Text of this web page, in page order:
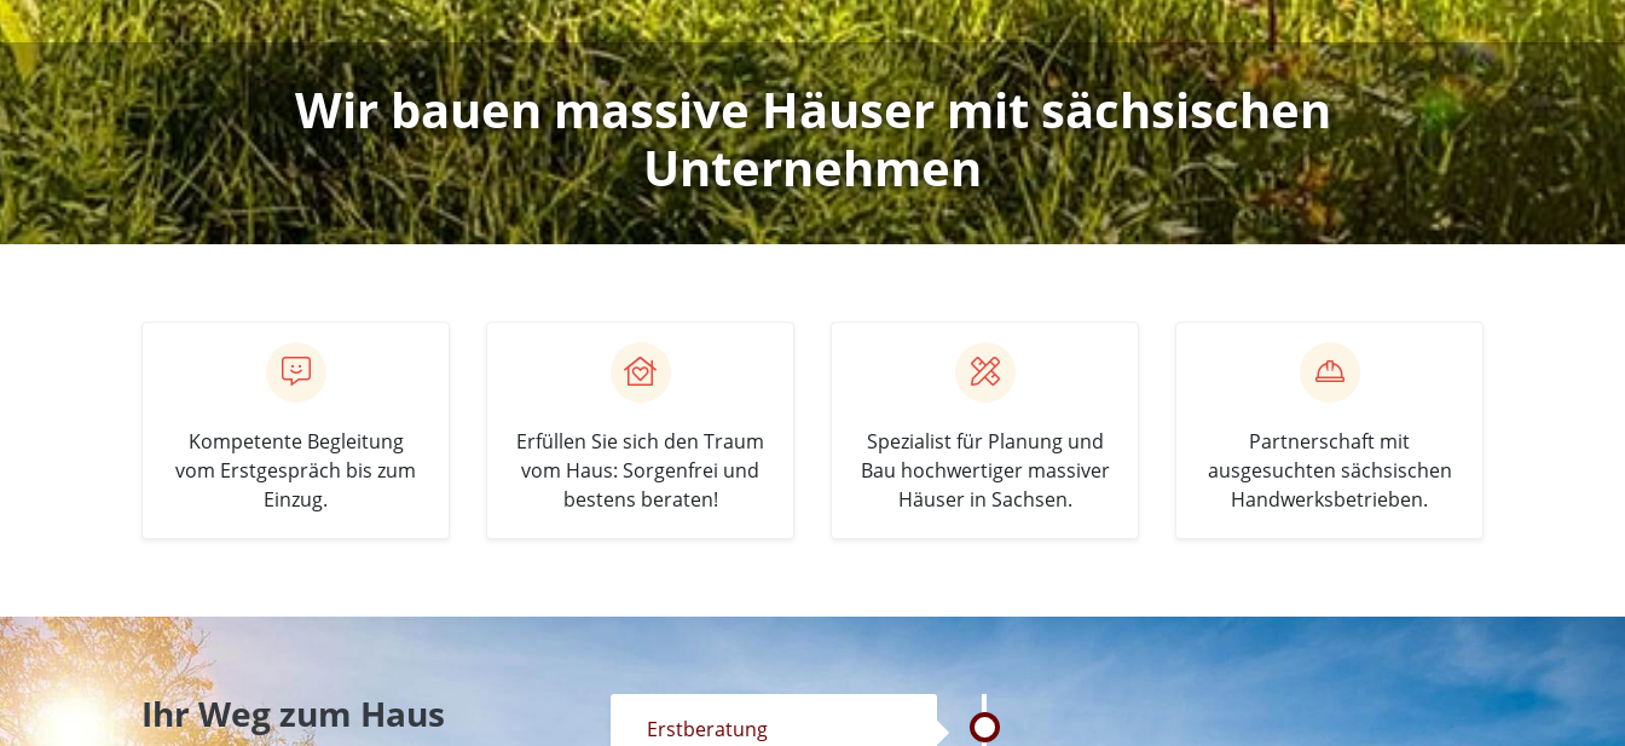
Wir bauen massive Häuser mit sächsischen
Unternehmen
Kompetente Begleitung
vom Erstgespräch bis zum
Einzug.
Erfüllen Sie sich den Traum
vom Haus: Sorgenfrei und
bestens beraten!
Spezialist für Planung und
Bau hochwertiger massiver
Häuser in Sachsen.
Partnerschaft mit
ausgesuchten sächsischen
Handwerksbetrieben.
Ihr Weg zum Haus Erstberatung